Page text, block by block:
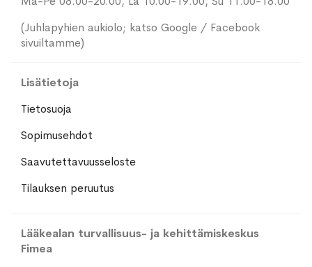
(Juhlapyhien aukiolo; katso Google / Facebook
sivuiltamme)
Lisätietoja
Tietosuoja
Sopimusehdot
Saavutettavuusseloste
Tilauksen peruutus
Lääkealan turvallisuus- ja kehittämiskeskus
Fimea